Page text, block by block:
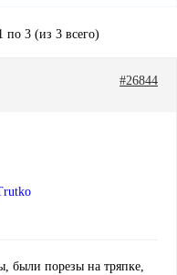
3 (из 3 всего)
#26844
были порезы на тряпке,